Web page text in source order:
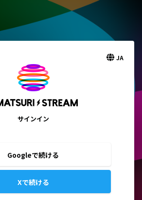
JA
サインイン
Googleで続ける
Xで続ける